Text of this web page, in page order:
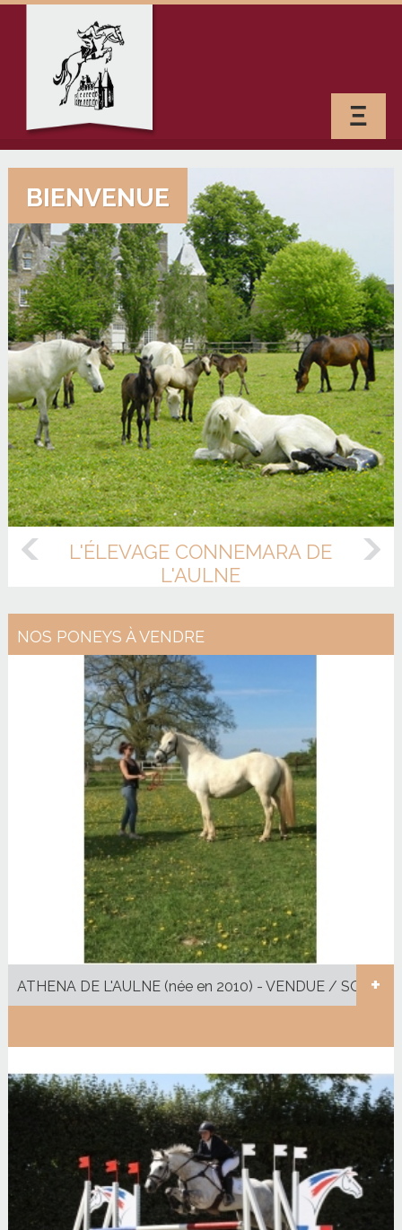
Ξ
BIENVENUE
L'ÉLEVAGE CONNEMARA DE
L'AULNE
NOS PONEYS À VENDRE
ATHENA DE L'AULNE (née en 2010) - VENDUE / SOLD
+